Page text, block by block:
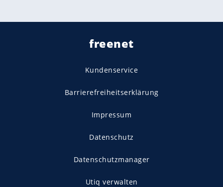
freenet
Kundenservice
Barrierefreiheitserklärung
Impressum
Datenschutz
Datenschutzmanager
Utiq verwalten